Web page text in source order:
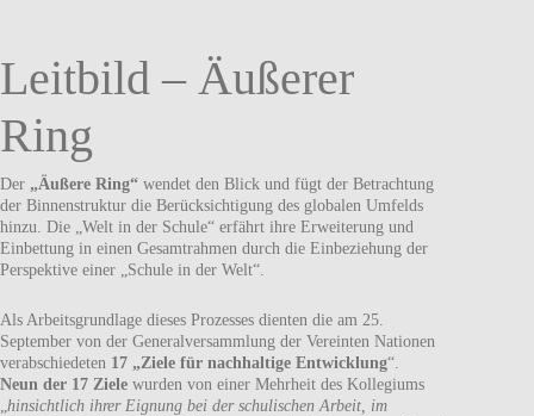
Leitbild – Äußerer
Ring
Der „Äußere Ring“ wendet den Blick und fügt der Betrachtung
der Binnenstruktur die Berücksichtigung des globalen Umfelds
hinzu. Die „Welt in der Schule“ erfährt ihre Erweiterung und
Einbettung in einen Gesamtrahmen durch die Einbeziehung der
Perspektive einer „Schule in der Welt“.
Als Arbeitsgrundlage dieses Prozesses dienten die am 25.
September von der Generalversammlung der Vereinten Nationen
verabschiedeten 17 „Ziele für nachhaltige Entwicklung“.
Neun der 17 Ziele wurden von einer Mehrheit des Kollegiums
hinsichtlich ihrer Eignung bei der schulischen Arbeit, im